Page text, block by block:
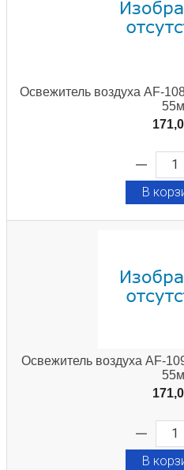
Освежитель воздуха AF-
В
Освежитель воздуха AF-
В